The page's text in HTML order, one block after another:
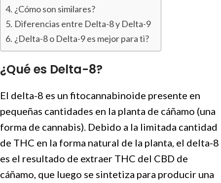
¿Cómo son similares?
Diferencias entre Delta-8 y Delta-9
¿Delta-8 o Delta-9 es mejor para ti?
¿Qué es Delta-8?
El delta-8 es un fitocannabinoide presente en
pequeñas cantidades en la planta de cáñamo (una
forma de cannabis). Debido a la limitada cantidad
de THC en la forma natural de la planta, el delta-8
es el resultado de extraer THC del CBD de
cáñamo, que luego se sintetiza para producir una